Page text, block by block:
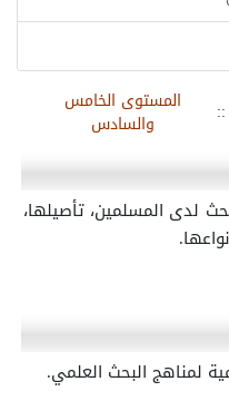
:: المستوى الخامس
والسادس
لدى المسلمين، تأصيلها،
لمناهج البحث العلمي.